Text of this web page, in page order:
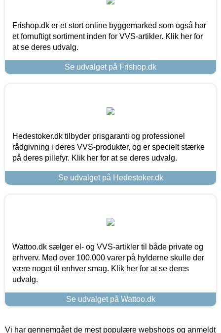
Frishop.dk er et stort online byggemarked som også har
et fornuftigt sortiment inden for VVS-artikler. Klik her for
at se deres udvalg.
Se udvalget på Frishop.dk
Hedestoker.dk tilbyder prisgaranti og professionel
rådgivning i deres VVS-produkter, og er specielt stærke
på deres pillefyr. Klik her for at se deres udvalg.
Se udvalget på Hedestoker.dk
Wattoo.dk sælger el- og VVS-artikler til både private og
erhverv. Med over 100.000 varer på hylderne skulle der
være noget til enhver smag. Klik her for at se deres
udvalg.
Se udvalget på Wattoo.dk
Vi har gennemgået de mest populære webshops og anmeldt